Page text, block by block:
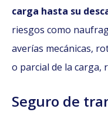
carga hasta su
riesgos como
averías mecánicas,
o parcial de la carga,
Seguro de